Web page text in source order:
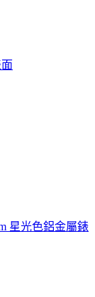
星光色鋁金屬錶